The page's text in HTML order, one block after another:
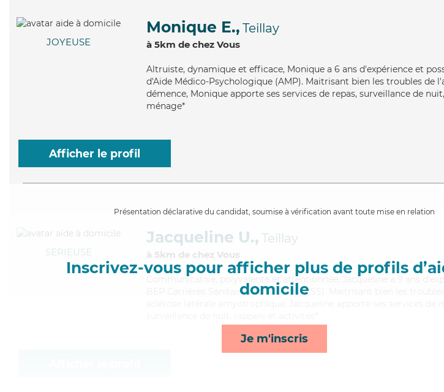
JOYEUSE
Monique E., Teillay
à 5km de chez Vous
Altruiste, dynamique et efficace, Monique a 6 ans d'expérience et
d'Aide Médico-Psychologique (AMP). Maitrisant bien les troubles de
démence, Monique apporte ses services de repas, surveillance de
ménage*
Afficher le profil
Présentation déclarative du candidat, soumise à vérification avant toute mise en relation
Inscrivez-vous pour afficher plus de profils
domicile
Je m'inscris
SÉRIEUSE
Jacqueline U., Teillay
à 5km de chez Vous
Communicative
, polyvalente et attentionnée, Jacqueline a 9 ans
BEP Carrières Sanitaires et Sociales (CSS). Maitrisant bien les